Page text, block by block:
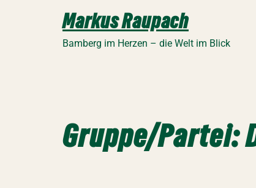
Markus Raupach
Bamberg im Herzen – die Welt im Blick
Gruppe/Partei: